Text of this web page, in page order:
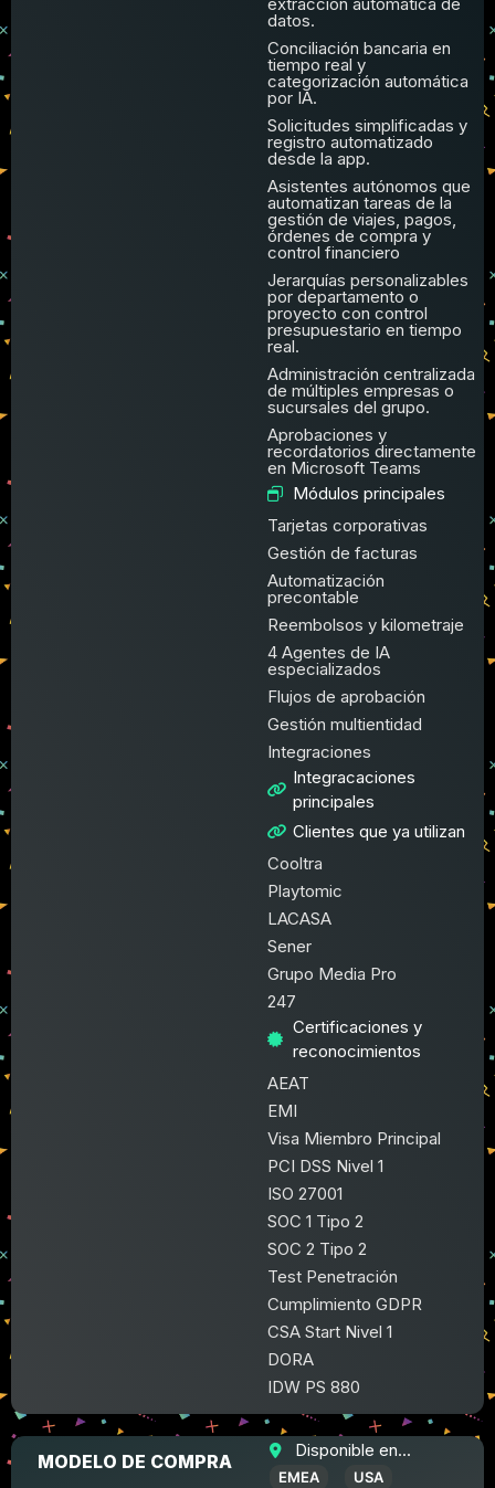
datos.
Conciliación bancaria en
tiempo real y
categorización automática
por IA.
Solicitudes simplificadas y
registro automatizado
desde la app.
Asistentes autónomos que
automatizan tareas de la
gestión de viajes, pagos,
órdenes de compra y
control financiero
Jerarquías personalizables
por departamento o
proyecto con control
presupuestario en tiempo
real.
Administración centralizada
de múltiples empresas o
sucursales del grupo.
Aprobaciones y
recordatorios directamente
en Microsoft Teams
Módulos principales
Tarjetas corporativas
Gestión de facturas
Automatización
precontable
Reembolsos y kilometraje
4 Agentes de IA
especializados
Flujos de aprobación
Gestión multientidad
Integraciones
Integracaciones
principales
Clientes que ya utilizan
Cooltra
Playtomic
LACASA
Sener
Grupo Media Pro
247
Certificaciones y
reconocimientos
AEAT
EMI
Visa Miembro Principal
PCI DSS Nivel 1
ISO 27001
SOC 1 Tipo 2
SOC 2 Tipo 2
Test Penetración
Cumplimiento GDPR
CSA Start Nivel 1
DORA
IDW PS 880
MODELO DE COMPRA
Disponible en...
EMEA USA